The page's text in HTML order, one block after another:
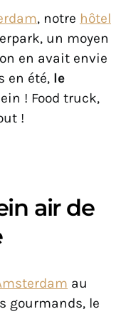
, notre hôtel
un moyen
en avait envie
en été, le
! Food truck,
!
air de
au
gourmands, le